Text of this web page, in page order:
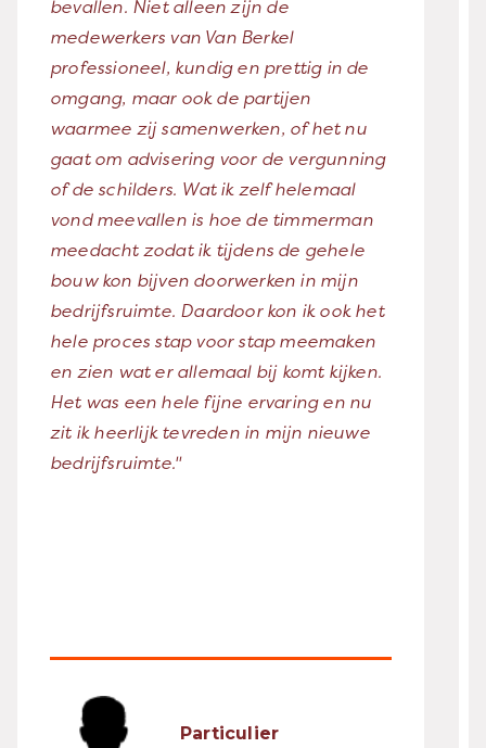
bevallen. Niet alleen zijn de
medewerkers van Van Berkel
professioneel, kundig en prettig in de
omgang, maar ook de partijen
waarmee zij samenwerken, of het nu
gaat om advisering voor de vergunning
of de schilders. Wat ik zelf helemaal
vond meevallen is hoe de timmerman
meedacht zodat ik tijdens de gehele
bouw kon bijven doorwerken in mijn
bedrijfsruimte. Daardoor kon ik ook het
hele proces stap voor stap meemaken
en zien wat er allemaal bij komt kijken.
Het was een hele fijne ervaring en nu
zit ik heerlijk tevreden in mijn nieuwe
bedrijfsruimte."
Particulier